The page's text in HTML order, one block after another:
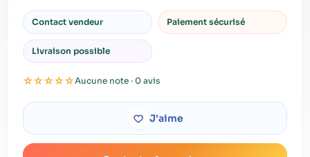
Contact vendeur Paiement sécurisé
Livraison possible
☆☆☆☆☆Aucune note · 0 avis
J'aime